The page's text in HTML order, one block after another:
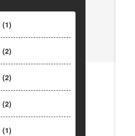
(1)
(2)
(2)
(2)
(1)